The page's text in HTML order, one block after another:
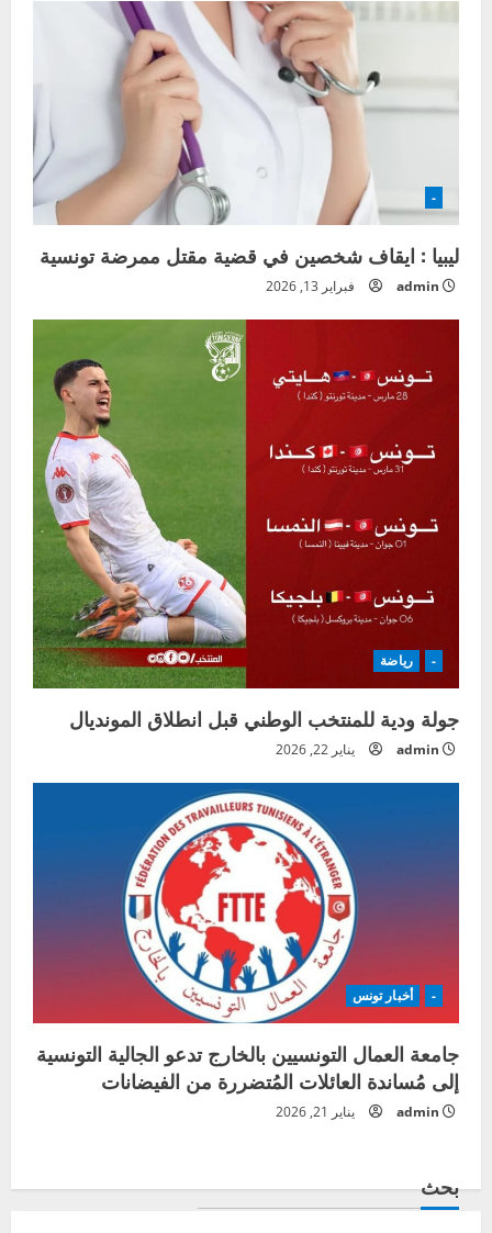
-
ليبيا : ايقاف شخصين في قضية مقتل ممرضة تونسية
admin فبراير 13, 2026
- رياضة
جولة ودية للمنتخب الوطني قبل انطلاق المونديال
admin يناير 22, 2026
- أخبار تونس
جامعة العمال التونسيين بالخارج تدعو الجالية التونسية
إلى مُساندة العائلات المُتضررة من الفيضانات
admin يناير 21, 2026
بحث